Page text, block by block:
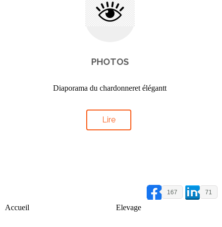
167 71
PHOTOS
Diaporama du chardonneret élégantt
Lire
Accueil Elevage